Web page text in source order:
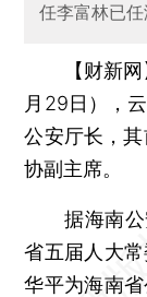
任李富林已
【财新
月29日），
公安厅长，
协副主席。
据海南公
省五届人大
华平为海南